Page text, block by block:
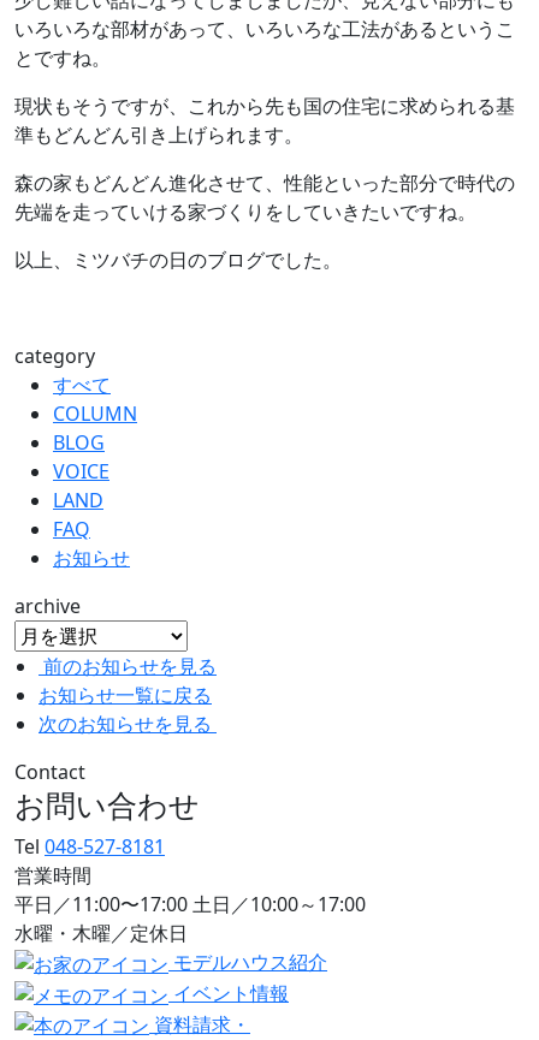
いろいろな部材があって、いろいろな工法があるというこ
とですね。
現状もそうですが、これから先も国の住宅に求められる基
準もどんどん引き上げられます。
森の家もどんどん進化させて、性能といった部分で時代の
先端を走っていける家づくりをしていきたいですね。
以上、ミツバチの日のブログでした。
category
すべて
COLUMN
BLOG
VOICE
LAND
FAQ
お知らせ
archive
前のお知らせを見る
お知らせ一覧に戻る
次のお知らせを見る
Contact
お問い合わせ
Tel 048-527-8181
営業時間
平日／11:00〜17:00 土日／10:00～17:00
水曜・木曜／定休日
モデルハウス紹介
イベント情報
資料請求・